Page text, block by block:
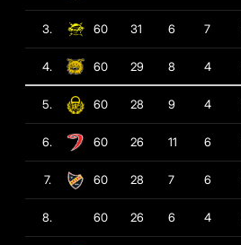
3. 60 31 6 7
4. 60 29 8 4
5. 60 28 9 4
6. 60 26 11 6
7. 60 28 7 6
8. 60 26 6 4